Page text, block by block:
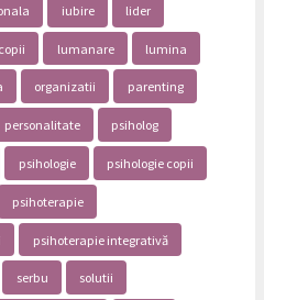
iubire lider
lumanare lumina
organizatii parenting
personalitate psiholog
psihologie psihologie copii
psihoterapie
psihoterapie integrativă
serbu solutii